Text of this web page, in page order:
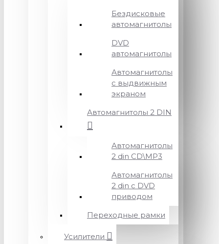
Бездисковые
автомагнитолы
DVD
автомагнитолы
Автомагнитолы
с выдвижным
экраном
Автомагнитолы 2 DIN
Автомагнитолы
2 din CD\MP3
Автомагнитолы
2 din с DVD
приводом
Переходные рамки
Усилители